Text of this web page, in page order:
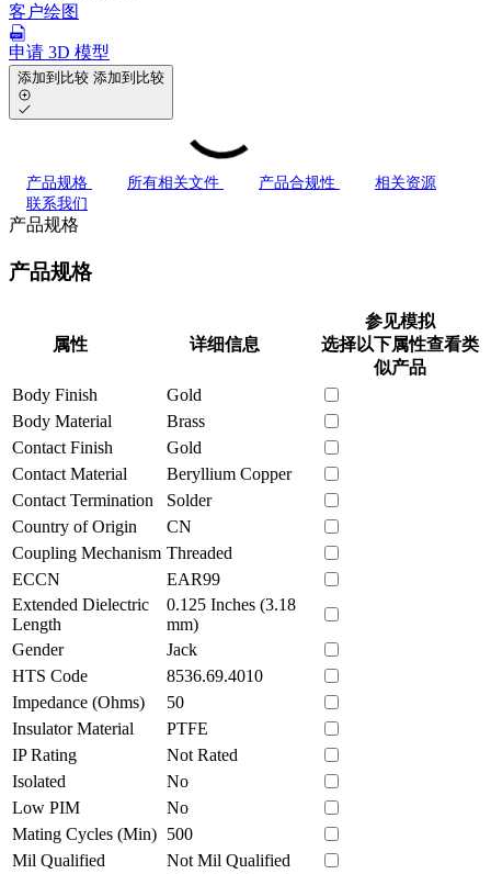
客户绘图
申请 3D 模型
添加到比较 添加到比较
产品规格 所有相关文件 产品合规性
相关资源
联系我们
产品规格
产品规格
属性 详细信息
参见模拟
选择以下属性查看类
似产品
Body Finish
Gold
Body Material
Brass
Contact Finish
Gold
Contact Material
Beryllium Copper
Contact Termination
Solder
Country of Origin
CN
Coupling Mechanism Threaded
ECCN
EAR99
Extended Dielectric
Length
0.125 Inches (3.18
mm)
Gender
Jack
HTS Code
8536.69.4010
Impedance (Ohms)
50
Insulator Material
PTFE
IP Rating
Not Rated
Isolated
No
Low PIM
No
Mating Cycles (Min) 500
Mil Qualified
Not Mil Qualified